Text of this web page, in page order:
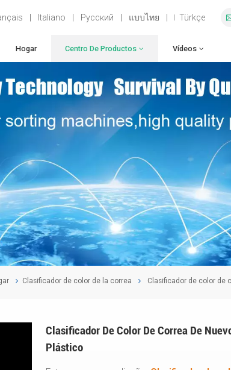
Italiano Русский แบบไทย Türkçe
Hogar Centro De Productos Vídeos
Clasificador de color de la correa Clasificador de color de
Clasificador De Color De Correa De
Plástico